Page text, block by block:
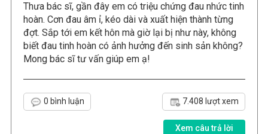
Thưa bác sĩ, gần đây em có triệu chứng đau nhức tinh
hoàn. Cơn đau âm ỉ, kéo dài và xuất hiện thành từng
đợt. Sắp tới em kết hôn mà giờ lại bị như này, không
biết đau tinh hoàn có ảnh hưởng đến sinh sản không?
Mong bác sĩ tư vấn giúp em ạ!
0 bình luận 7.408 lượt xem
Xem câu trả lời